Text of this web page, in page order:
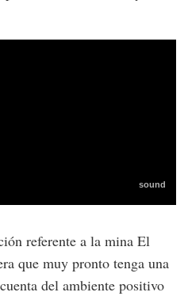
referente a la mina El
que muy pronto tenga una
del ambiente positivo